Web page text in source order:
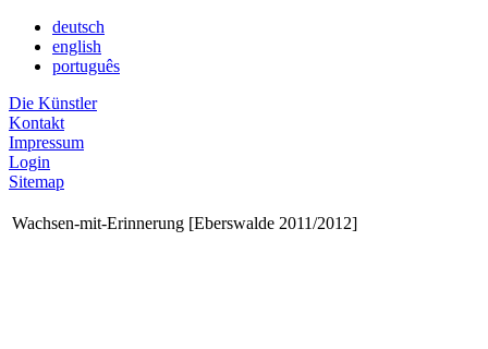
deutsch
english
português
Die Künstler
Kontakt
Impressum
Login
Sitemap
Wachsen-mit-Erinnerung [Eberswalde 2011/2012]